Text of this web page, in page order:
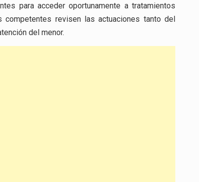
para acceder oportunamente a tratamientos
revisen las actuaciones tanto del
del menor.